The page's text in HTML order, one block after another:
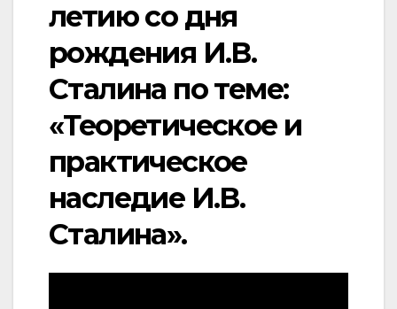
летию со дня
рождения И.В.
Сталина по теме:
«Теоретическое и
практическое
наследие И.В.
Сталина».